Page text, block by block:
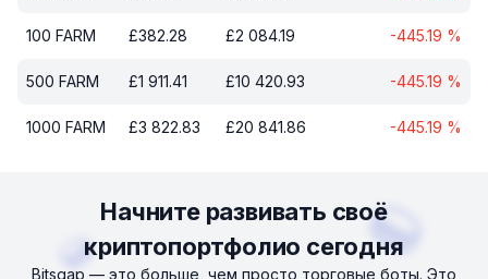
100 FARM £382.28 £2 084.19 -445.19 %
500 FARM £1 911.41 £10 420.93 -445.19 %
1000 FARM £3 822.83 £20 841.86 -445.19 %
Начните развивать своё
криптопортфолио сегодня
Bitsgap — это больше, чем просто торговые боты. Это